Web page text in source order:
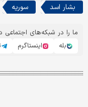
بشار اسد سوریه
ما را در شبکه‌های اجتماعی
بله
اینستاگرم